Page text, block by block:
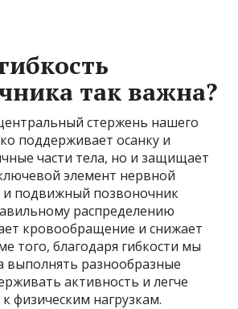
так важна?
стержень нашего
поддерживает осанку и
части тела, но и защищает
элемент нервной
и подвижный позвоночник
распределению
кровообращение и снижает
того, благодаря гибкости мы
выполнять разнообразные
активность и легче
физическим нагрузкам.